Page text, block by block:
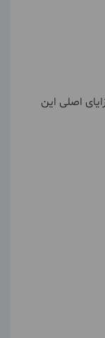
مزایای اصلی این